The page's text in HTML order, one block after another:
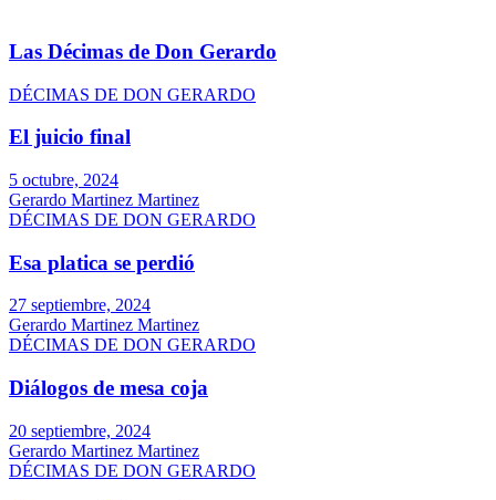
Las Décimas de Don Gerardo
DÉCIMAS DE DON GERARDO
El juicio final
5 octubre, 2024
Gerardo Martinez Martinez
DÉCIMAS DE DON GERARDO
Esa platica se perdió
27 septiembre, 2024
Gerardo Martinez Martinez
DÉCIMAS DE DON GERARDO
Diálogos de mesa coja
20 septiembre, 2024
Gerardo Martinez Martinez
DÉCIMAS DE DON GERARDO